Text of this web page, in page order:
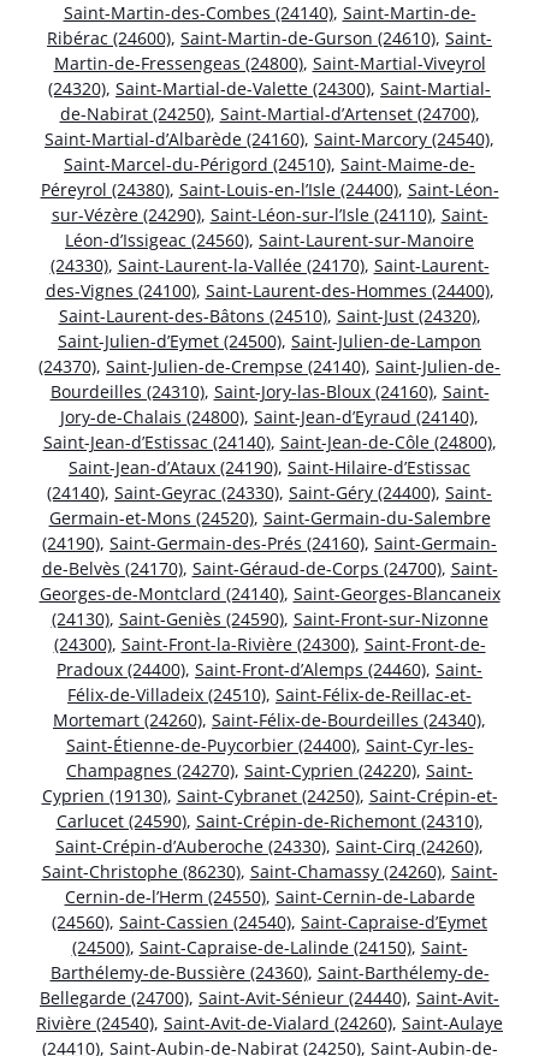
Saint-Martin-des-Combes (24140), Saint-Martin-de-
Ribérac (24600), Saint-Martin-de-Gurson (24610), Saint-
Martin-de-Fressengeas (24800), Saint-Martial-Viveyrol
(24320), Saint-Martial-de-Valette (24300), Saint-Martial-
de-Nabirat (24250), Saint-Martial-d’Artenset (24700),
Saint-Martial-d’Albarède (24160), Saint-Marcory (24540),
Saint-Marcel-du-Périgord (24510), Saint-Maime-de-
Péreyrol (24380), Saint-Louis-en-l’Isle (24400), Saint-Léon-
sur-Vézère (24290), Saint-Léon-sur-l’Isle (24110), Saint-
Léon-d’Issigeac (24560), Saint-Laurent-sur-Manoire
(24330), Saint-Laurent-la-Vallée (24170), Saint-Laurent-
des-Vignes (24100), Saint-Laurent-des-Hommes (24400),
Saint-Laurent-des-Bâtons (24510), Saint-Just (24320),
Saint-Julien-d’Eymet (24500), Saint-Julien-de-Lampon
(24370), Saint-Julien-de-Crempse (24140), Saint-Julien-de-
Bourdeilles (24310), Saint-Jory-las-Bloux (24160), Saint-
Jory-de-Chalais (24800), Saint-Jean-d’Eyraud (24140),
Saint-Jean-d’Estissac (24140), Saint-Jean-de-Côle (24800),
Saint-Jean-d’Ataux (24190), Saint-Hilaire-d’Estissac
(24140), Saint-Geyrac (24330), Saint-Géry (24400), Saint-
Germain-et-Mons (24520), Saint-Germain-du-Salembre
(24190), Saint-Germain-des-Prés (24160), Saint-Germain-
de-Belvès (24170), Saint-Géraud-de-Corps (24700), Saint-
Georges-de-Montclard (24140), Saint-Georges-Blancaneix
(24130), Saint-Geniès (24590), Saint-Front-sur-Nizonne
(24300), Saint-Front-la-Rivière (24300), Saint-Front-de-
Pradoux (24400), Saint-Front-d’Alemps (24460), Saint-
Félix-de-Villadeix (24510), Saint-Félix-de-Reillac-et-
Mortemart (24260), Saint-Félix-de-Bourdeilles (24340),
Saint-Étienne-de-Puycorbier (24400), Saint-Cyr-les-
Champagnes (24270), Saint-Cyprien (24220), Saint-
Cyprien (19130), Saint-Cybranet (24250), Saint-Crépin-et-
Carlucet (24590), Saint-Crépin-de-Richemont (24310),
Saint-Crépin-d’Auberoche (24330), Saint-Cirq (24260),
Saint-Christophe (86230), Saint-Chamassy (24260), Saint-
Cernin-de-l’Herm (24550), Saint-Cernin-de-Labarde
(24560), Saint-Cassien (24540), Saint-Capraise-d’Eymet
(24500), Saint-Capraise-de-Lalinde (24150), Saint-
Barthélemy-de-Bussière (24360), Saint-Barthélemy-de-
Bellegarde (24700), Saint-Avit-Sénieur (24440), Saint-Avit-
Rivière (24540), Saint-Avit-de-Vialard (24260), Saint-Aulaye
(24410), Saint-Aubin-de-Nabirat (24250), Saint-Aubin-de-